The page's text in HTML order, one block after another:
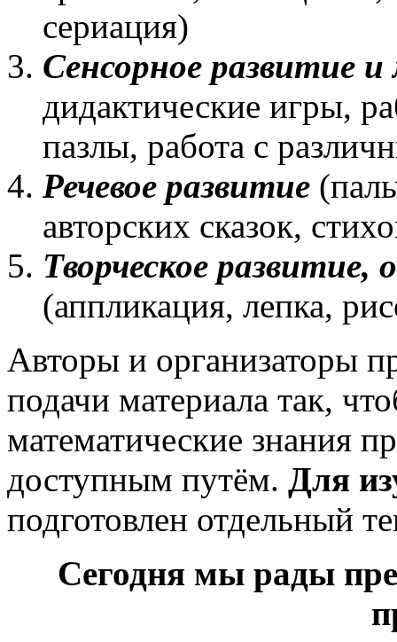
сериация)
Сенсорное развитие
дидактические игры,
пазлы, работа с
Речевое развитие
авторских сказок,
Творческое
(аппликация, лепка,
Авторы и организаторы
подачи материала так,
математические знания
доступным путём. Для
подготовлен отдельный
Сегодня мы рады